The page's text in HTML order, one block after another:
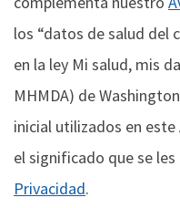
los “datos de salud del
en la ley Mi salud, mis
MHMDA) de
inicial utilizados en
el significado que se
Privacidad.